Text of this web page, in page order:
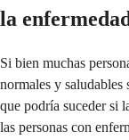
la
Si bien muchas
normales y
que podría suceder si
las personas con